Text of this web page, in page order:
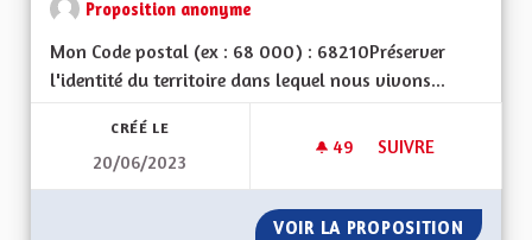
Proposition anonyme
Mon Code postal (ex : 68 000) : 68210Préserver
l'identité du territoire dans lequel nous vivons...
CRÉÉ LE
20/06/2023
49 49 ABONNÉS
SUIVRE
VOIR LA PROPOSITION